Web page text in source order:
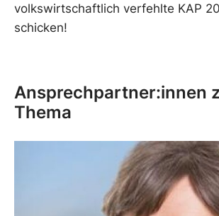
volkswirtschaftlich verfehlte KAP
schicken!
Ansprechpartner:innen
Thema